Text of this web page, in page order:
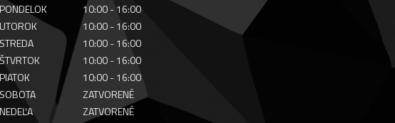
PONDELOK
10:00 - 16:00
UTOROK
10:00 - 16:00
STREDA
10:00 - 16:00
ŠTVRTOK
10:00 - 16:00
PIATOK
10:00 - 16:00
SOBOTA
ZATVORENÉ
NEDEĽA
ZATVORENÉ